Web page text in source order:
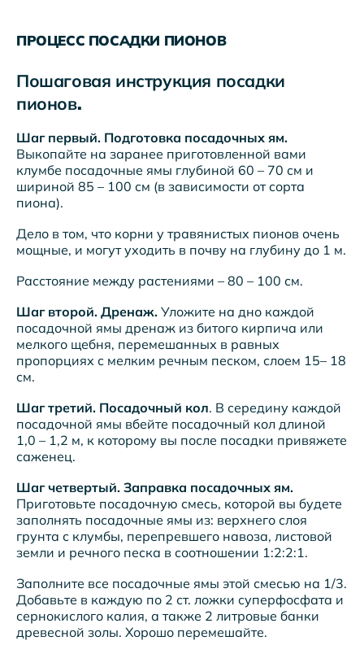
ПРОЦЕСС ПОСАДКИ ПИОНОВ
Пошаговая инструкция посадки
пионов.
Шаг первый. Подготовка посадочных ям.
Выкопайте на заранее приготовленной вами
клумбе посадочные ямы глубиной 60 – 70 см и
шириной 85 – 100 см (в зависимости от сорта
пиона).
Дело в том, что корни у травянистых пионов очень
мощные, и могут уходить в почву на глубину до 1 м.
Расстояние между растениями – 80 – 100 см.
Шаг второй. Дренаж. Уложите на дно каждой
посадочной ямы дренаж из битого кирпича или
мелкого щебня, перемешанных в равных
пропорциях с мелким речным песком, слоем 15– 18
см.
Шаг третий. Посадочный кол. В середину каждой
посадочной ямы вбейте посадочный кол длиной
1,0 – 1,2 м, к которому вы после посадки привяжете
саженец.
Шаг четвертый. Заправка посадочных ям.
Приготовьте посадочную смесь, которой вы будете
заполнять посадочные ямы из: верхнего слоя
грунта с клумбы, перепревшего навоза, листовой
земли и речного песка в соотношении 1:2:2:1.
Заполните все посадочные ямы этой смесью на 1/3.
Добавьте в каждую по 2 ст. ложки суперфосфата и
сернокислого калия, а также 2 литровые банки
древесной золы. Хорошо перемешайте.